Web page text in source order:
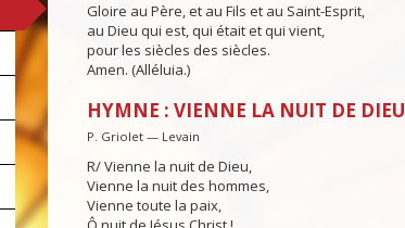
Gloire au Père, et au Fils et au Saint-Esprit,
au Dieu qui est, qui était et qui vient,
pour les siècles des siècles.
Amen. (Alléluia.)
HYMNE : VIENNE LA NUIT DE DIEU
P. Griolet — Levain
R/ Vienne la nuit de Dieu,
Vienne la nuit des hommes,
Vienne toute la paix,